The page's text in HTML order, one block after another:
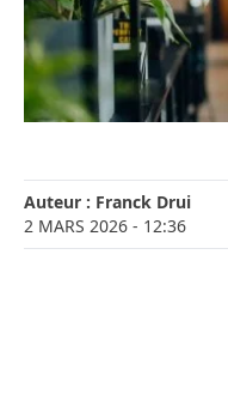
Auteur : Franck Drui
2 MARS 2026 - 12:36